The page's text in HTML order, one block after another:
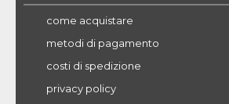
come acquistare
metodi di pagamento
costi di spedizione
privacy policy